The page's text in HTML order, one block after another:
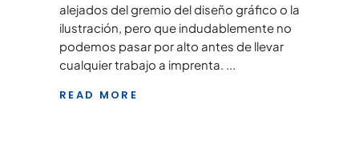
alejados del gremio del diseño gráfico o la
ilustración, pero que indudablemente no
podemos pasar por alto antes de llevar
cualquier trabajo a imprenta.
READ MORE